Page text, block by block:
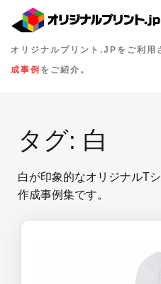
オリジナルプリント.JPをご利用
成事例 をご紹介。
タグ: 白
白が印象的なオリジナルT
作成事例集です。